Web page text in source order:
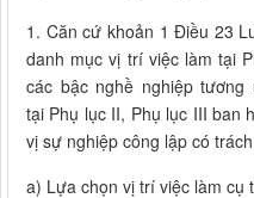
1. Căn cứ khoản 1 Điều 23
danh mục vị trí việc làm tại
các bậc nghề nghiệp
tại Phụ lục II, Phụ lục III ban
vị sự nghiệp công lập có
a) Lựa chọn vị trí việc làm cụ